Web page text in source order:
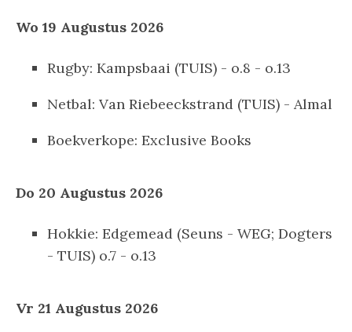
Wo 19 Augustus 2026
Rugby: Kampsbaai (TUIS) - o.8 - o.13
Netbal: Van Riebeeckstrand (TUIS) - Almal
Boekverkope: Exclusive Books
Do 20 Augustus 2026
Hokkie: Edgemead (Seuns - WEG; Dogters
- TUIS) o.7 - o.13
Vr 21 Augustus 2026